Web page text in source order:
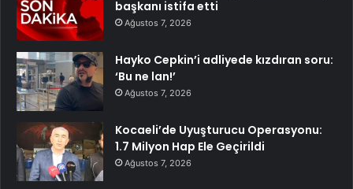
başkanı istifa etti
Ağustos 7, 2026
Hayko Cepkin’i adliyede kızdıran soru:
‘Bu ne lan!’
Ağustos 7, 2026
Kocaeli’de Uyuşturucu Operasyonu:
1.7 Milyon Hap Ele Geçirildi
Ağustos 7, 2026